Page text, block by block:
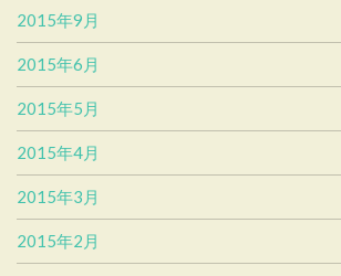
2015年9月
2015年6月
2015年5月
2015年4月
2015年3月
2015年2月